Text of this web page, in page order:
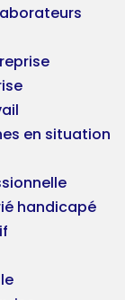
en situation
handicapé